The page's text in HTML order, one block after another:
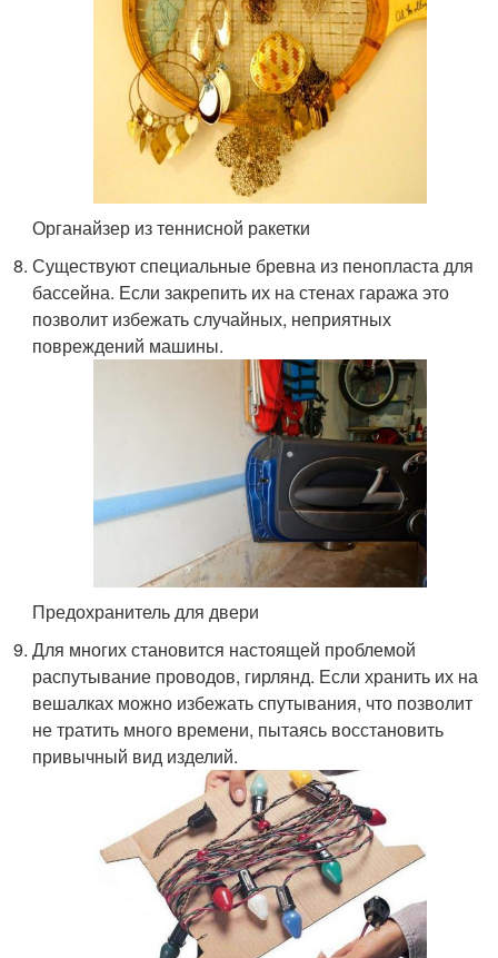
Органайзер из теннисной ракетки
Существуют специальные бревна из пенопласта для
бассейна. Если закрепить их на стенах гаража это
позволит избежать случайных, неприятных
повреждений машины.
Предохранитель для двери
Для многих становится настоящей проблемой
распутывание проводов, гирлянд. Если хранить их на
вешалках можно избежать спутывания, что позволит
не тратить много времени, пытаясь восстановить
привычный вид изделий.